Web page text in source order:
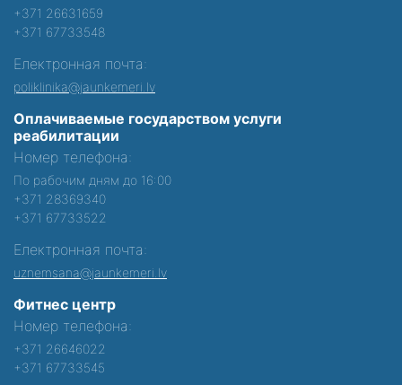
+371 26631659
+371 67733548
Електронная почта:
poliklinika@jaunkemeri.lv
Оплачиваемые государством услуги
реабилитации
Номер телефона:
По рабочим дням до 16:00
+371 28369340
+371 67733522
Електронная почта:
uznemsana@jaunkemeri.lv
Фитнес центр
Номер телефона:
+371 26646022
+371 67733545